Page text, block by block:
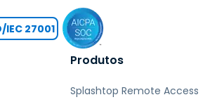
Produtos
Splashtop Remote Access
27001